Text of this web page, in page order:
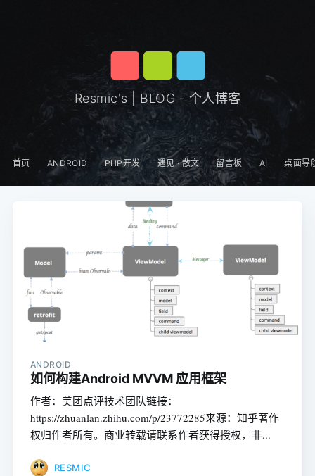
Resmic's | BLOG - 个人博客
首页 ANDROID PHP开发 遇见 · 散文 留言板 AI 桌面导
ANDROID
如何构建Android MVVM 应用框架
作者：美团点评技术团队链接：
https://zhuanlan.zhihu.com/p/23772285来源：知乎著作
权归作者所有。商业转载请联系作者获得授权，非...
RESMIC